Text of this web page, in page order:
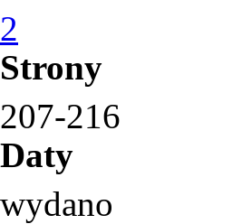
2
Strony
207-216
Daty
wydano